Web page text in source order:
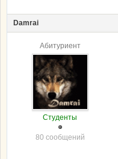
Damrai
Абитуриент
Студенты
80 сообщений